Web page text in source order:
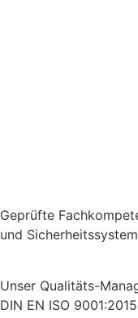
Geprüfte
und
Unser Qualitäts-
DIN EN ISO